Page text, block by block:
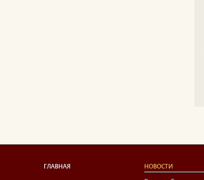
ГЛАВНАЯ НОВОСТИ